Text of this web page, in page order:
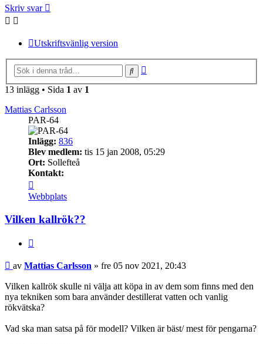
Skriv svar
Utskriftsvänlig version
Sök
13 inlägg • Sida 1 av 1
Mattias Carlsson
PAR-64
Inlägg: 836
Blev medlem: tis 15 jan 2008, 05:29
Ort: Sollefteå
Kontakt:
Mattias
Carlsson
Webbplats
Vilken kallrök??
Inlägg
av Mattias Carlsson » fre 05 nov 2021, 20:43
Vilken kallrök skulle ni välja att köpa in av dem som finns med den
nya tekniken som bara använder destillerat vatten och vanlig
rökvätska?
Vad ska man satsa på för modell? Vilken är bäst/ mest för pengarna?